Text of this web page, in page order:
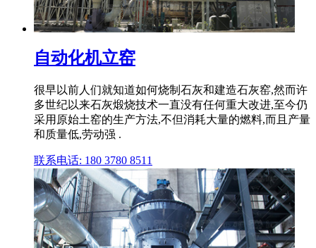
自动化机立窑
很早以前人们就知道如何烧制石灰和建造石灰窑,然而许
多世纪以来石灰煅烧技术一直没有任何重大改进,至今仍
采用原始土窑的生产方法,不但消耗大量的燃料,而且产量
和质量低,劳动强 .
联系电话: 180 3780 8511